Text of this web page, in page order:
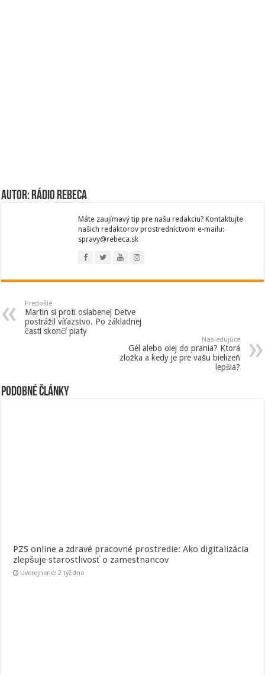
Autor: Rádio Rebeca
Máte zaujímavý tip pre našu redakciu? Kontaktujte
našich redaktorov prostredníctvom e-mailu:
spravy@rebeca.sk
Predošlé
Martin si proti oslabenej Detve
postrážil víťazstvo. Po základnej
časti skončí piaty
Nasledujúce
Gél alebo olej do prania? Ktorá
zložka a kedy je pre vašu bielizeň
lepšia?
Podobné články
PZS online a zdravé pracovné prostredie: Ako digitalizácia
zlepšuje starostlivosť o zamestnancov
Uverejnené: 2 týždne